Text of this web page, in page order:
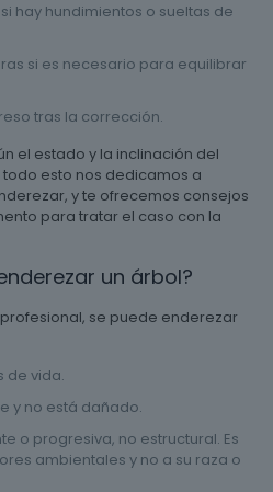
hay hundimientos o sueltas de
si es necesario para equilibrar
tras la corrección.
el estado y la inclinación del
esto nos dedicamos a
y te ofrecemos consejos
para tratar el caso con la
un árbol?
se puede enderezar
de vida.
y no está dañado.
o progresiva, no estructural. Es
ambientales y no a su raza o